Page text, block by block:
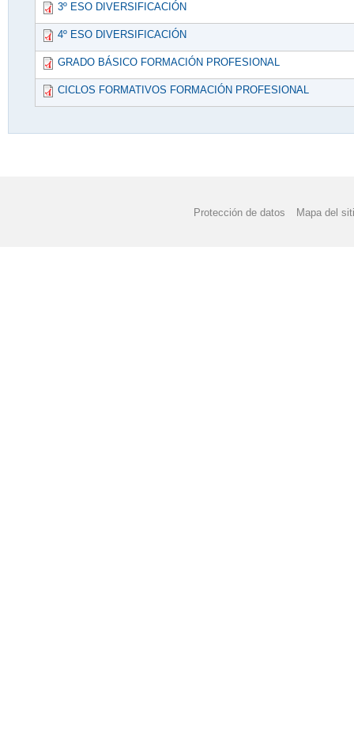
3º ESO DIVERSIFICACIÓN
4º ESO DIVERSIFICACIÓN
GRADO BÁSICO FORMACIÓN PROFESIONAL
CICLOS FORMATIVOS FORMACIÓN PROFESIONAL
Protección de datos Mapa del